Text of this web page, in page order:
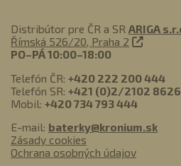
Distribútor pre ČR a SR ARIGA
Římská 526/20, Praha 2
PO–PÁ 10:00–18:00
Telefón ČR: +420 222 200 444
Telefón SR: +421 (0)2/2102 8626
Mobil: +420 734 793 444
E-mail: baterky@kronium.sk
Zásady cookies
Ochrana osobných údajov